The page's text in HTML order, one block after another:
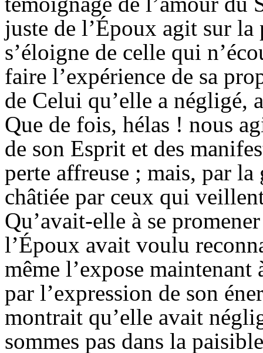
juste de l’Époux agit sur
s’éloigne de celle qui
faire l’expérience de sa
de Celui qu’elle a négligé,
Que de fois, hélas ! nous
de son Esprit et des
perte affreuse ; mais, par
châtiée par ceux qui
Qu’avait-elle à se
l’Époux avait voulu
même l’expose
par l’expression de son
montrait qu’elle avait
sommes pas dans la